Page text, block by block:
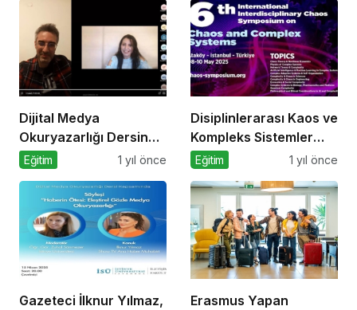
Dijital Medya
Okuryazarlığı Dersinde
Dijital Markalaşma
Eğitim 1 yıl önce
Disiplinlerarası Kaos ve
Kompleks Sistemler
Sempozyumu İçin Geri
Eğitim 1 yıl önce
Gazeteci İlknur Yılmaz,
Erasmus Yapan